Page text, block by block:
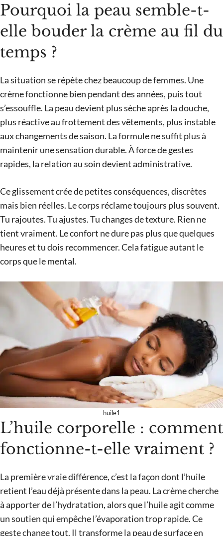
Pourquoi la peau semble-t-
elle bouder la crème au fil du
temps ?
La situation se répète chez beaucoup de femmes. Une
crème fonctionne bien pendant des années, puis tout
s’essouffle. La peau devient plus sèche après la douche,
plus réactive au frottement des vêtements, plus instable
aux changements de saison. La formule ne suffit plus à
maintenir une sensation durable. À force de gestes
rapides, la relation au soin devient administrative.
Ce glissement crée de petites conséquences, discrètes
mais bien réelles. Le corps réclame toujours plus souvent.
Tu rajoutes. Tu ajustes. Tu changes de texture. Rien ne
tient vraiment. Le confort ne dure pas plus que quelques
heures et tu dois recommencer. Cela fatigue autant le
corps que le mental.
huile1
L’huile corporelle : comment
fonctionne-t-elle vraiment ?
La première vraie différence, c’est la façon dont l’huile
retient l’eau déjà présente dans la peau. La crème cherche
à apporter de l’hydratation, alors que l’huile agit comme
un soutien qui empêche l’évaporation trop rapide. Ce
geste change tout. Il transforme la peau de surface en